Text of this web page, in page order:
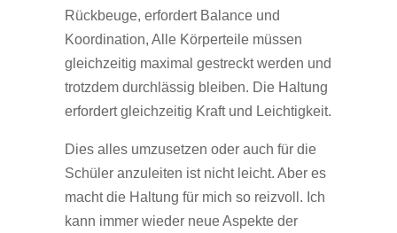
Rückbeuge, erfordert Balance und
Koordination, Alle Körperteile müssen
gleichzeitig maximal gestreckt werden und
trotzdem durchlässig bleiben. Die Haltung
erfordert gleichzeitig Kraft und Leichtigkeit.
Dies alles umzusetzen oder auch für die
Schüler anzuleiten ist nicht leicht. Aber es
macht die Haltung für mich so reizvoll. Ich
kann immer wieder neue Aspekte der